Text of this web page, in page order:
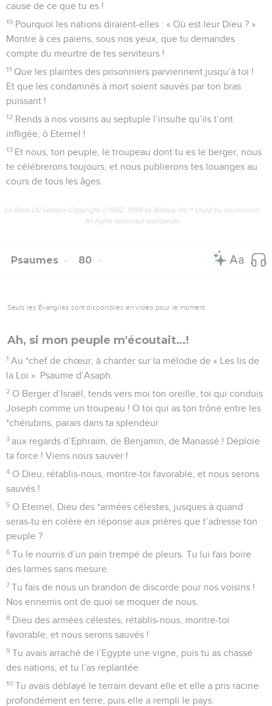
cause de ce que tu es !
10 Pourquoi les nations diraient-elles : « Où est leur Dieu ? »
Montre à ces païens, sous nos yeux, que tu demandes
compte du meurtre de tes serviteurs !
11 Que les plaintes des prisonniers parviennent jusqu’à toi !
Et que les condamnés à mort soient sauvés par ton bras
puissant !
12 Rends à nos voisins au septuple l’insulte qu’ils t’ont
infligée, ô Eternel !
13 Et nous, ton peuple, le troupeau dont tu es le berger, nous
te célébrerons toujours, et nous publierons tes louanges au
cours de tous les âges.
La Bible Du Semeur Copyright © 1992, 1999 by Biblica, Inc.® Used by permission.
All rights reserved worldwide.
Psaumes 80
Seuls les Évangiles sont disponibles en vidéo pour le moment.
Ah, si mon peuple m'écoutait…!
1 Au *chef de chœur, à chanter sur la mélodie de « Les lis de
la Loi ». Psaume d’Asaph.
2 O Berger d’Israël, tends vers moi ton oreille, toi qui conduis
Joseph comme un troupeau ! O toi qui as ton trône entre les
*chérubins, parais dans ta splendeur
3 aux regards d’Ephraïm, de Benjamin, de Manassé ! Déploie
ta force ! Viens nous sauver !
4 O Dieu, rétablis-nous, montre-toi favorable, et nous serons
sauvés !
5 O Eternel, Dieu des *armées célestes, jusques à quand
seras-tu en colère en réponse aux prières que t’adresse ton
peuple ?
6 Tu le nourris d’un pain trempé de pleurs. Tu lui fais boire
des larmes sans mesure.
7 Tu fais de nous un brandon de discorde pour nos voisins !
Nos ennemis ont de quoi se moquer de nous.
8 Dieu des armées célestes, rétablis-nous, montre-toi
favorable, et nous serons sauvés !
9 Tu avais arraché de l’Egypte une vigne, puis tu as chassé
des nations, et tu l’as replantée.
10 Tu avais déblayé le terrain devant elle et elle a pris racine
profondément en terre, puis elle a rempli le pays.